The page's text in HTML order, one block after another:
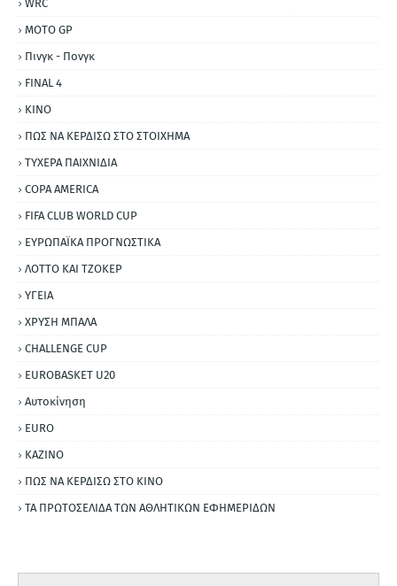
WRC
MOTO GP
Πινγκ - Πονγκ
FINAL 4
ΚΙΝΟ
ΠΩΣ ΝΑ ΚΕΡΔΙΣΩ ΣΤΟ ΣΤΟΙΧΗΜΑ
ΤΥΧΕΡΑ ΠΑΙΧΝΙΔΙΑ
COPA AMERICA
FIFA CLUB WORLD CUP
ΕΥΡΩΠΑΪΚΑ ΠΡΟΓΝΩΣΤΙΚΑ
ΛΟΤΤΟ ΚΑΙ ΤΖΟΚΕΡ
ΥΓΕΙΑ
ΧΡΥΣΗ ΜΠΑΛΑ
CHALLENGE CUP
EUROBASKET U20
Αυτοκίνηση
ΕURO
ΚΑΖΙΝΟ
ΠΩΣ ΝΑ ΚΕΡΔΙΣΩ ΣΤΟ ΚΙΝΟ
ΤΑ ΠΡΩΤΟΣΕΛΙΔΑ ΤΩΝ ΑΘΛΗΤΙΚΩΝ ΕΦΗΜΕΡΙΔΩΝ